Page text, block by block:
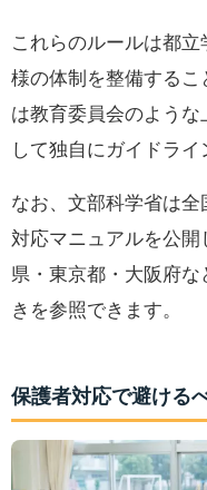
これらのルールは都
様の体制を整備する
は教育委員会のよう
して独自にガイドライ
なお、文部科学省は
対応マニュアルを公
県・東京都・大阪府な
きを参照できます。
保護者対応で避ける